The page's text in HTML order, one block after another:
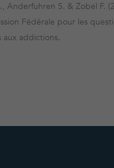
Anderfuhren S. & Zobel F.
Fédérale pour les
aux addictions.